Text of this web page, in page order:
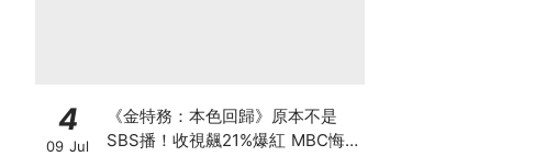
4
09 Jul
《金特務：本色回歸》原本不是
SBS播！收視飆21%爆紅 MBC悔